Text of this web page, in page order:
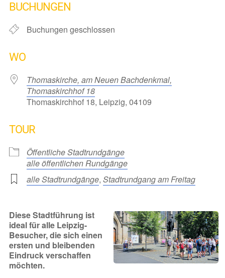
BUCHUNGEN
Buchungen geschlossen
WO
Thomaskirche, am Neuen Bachdenkmal,
Thomaskirchhof 18
Thomaskirchhof 18, Leipzig, 04109
TOUR
Öffentliche Stadtrundgänge
alle öffentlichen Rundgänge
alle Stadtrundgänge, Stadtrundgang am Freitag
Diese Stadtführung ist
ideal für alle Leipzig-
Besucher, die sich einen
ersten und bleibenden
Eindruck verschaffen
möchten.